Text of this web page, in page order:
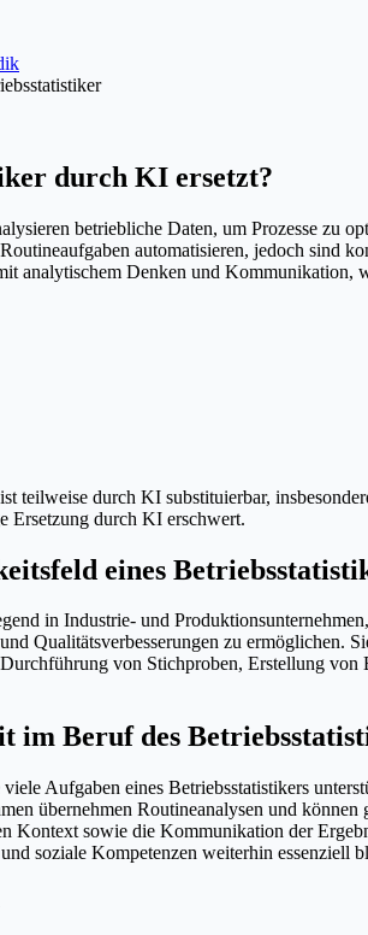
durch KI ersetzt?
betriebliche Daten, um Prozesse zu
automatisieren, jedoch sind
analytischem Denken und Kommunikation,
teilweise durch KI substituierbar,
Ersetzung durch KI erschwert.
eines
in Industrie- und
Qualitätsverbesserungen zu ermöglichen.
von Stichproben, Erstellung
im Beruf des
Aufgaben eines Betriebsstatistikers
übernehmen Routineanalysen und
Kontext sowie die Kommunikation der
soziale Kompetenzen weiterhin essenziell